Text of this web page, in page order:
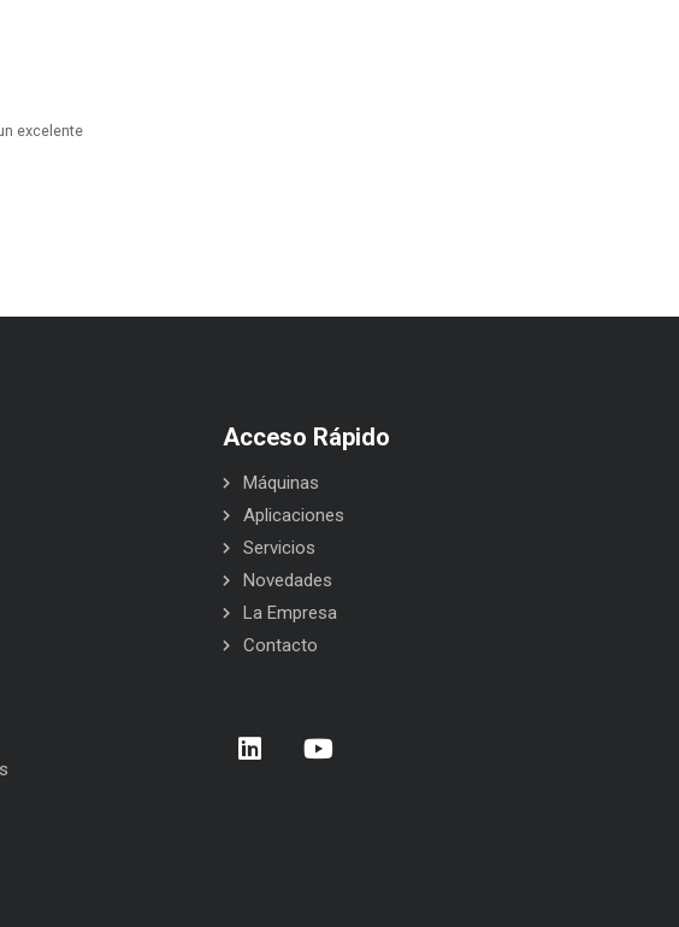
excelente
San Sebastián
Acceso Rápido
Máquinas
Aplicaciones
Servicios
Novedades
La Empresa
Contacto